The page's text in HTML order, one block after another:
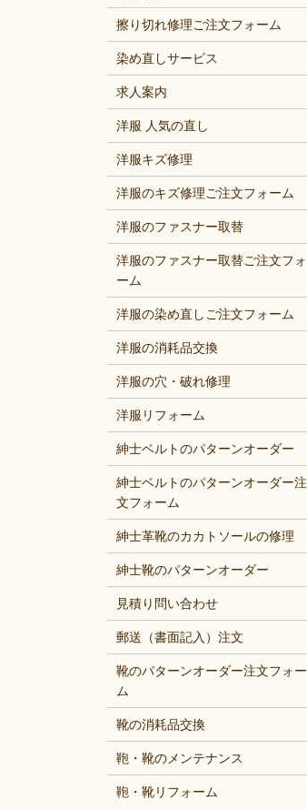
擦り切れ修理ご注文フォーム
染め直しサービス
求人案内
洋服 人気の直し
洋服キズ修理
洋服のキズ修理ご注文フォーム
洋服のファスナー取替
洋服のファスナー取替ご注文フォ
ーム
洋服の染め直しご注文フォーム
洋服の消耗品交換
洋服の穴・破れ修理
洋服リフォーム
紳士ベルトのパターンオーダー
紳士ベルトのパターンオーダー注
文フォーム
紳士革靴のカカトソールの修理
紳士靴のパターンオーダー
見積り問い合わせ
郵送（書面記入）注文
靴のパターンオーダー注文フォー
ム
靴の消耗品交換
鞄・靴のメンテナンス
鞄・靴リフォーム